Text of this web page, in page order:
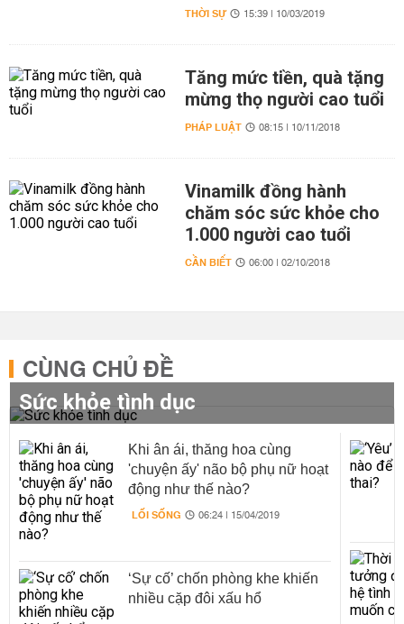
THỜI SỰ 15:39 | 10/03/2019
Tăng mức tiền, quà tặng
mừng thọ người cao tuổi
PHÁP LUẬT 08:15 | 10/11/2018
Vinamilk đồng hành
chăm sóc sức khỏe cho
1.000 người cao tuổi
CẦN BIẾT 06:00 | 02/10/2018
CÙNG CHỦ ĐỀ
Sức khỏe tình dục
Khi ân ái, thăng hoa cùng
'chuyện ấy' não bộ phụ nữ hoạt
động như thế nào?
LỐI SỐNG 06:24 | 15/04/2019
‘Sự cố’ chốn phòng khe khiến
nhiều cặp đôi xấu hổ